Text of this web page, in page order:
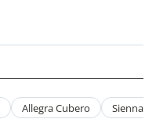
Allegra Cubero Sienna